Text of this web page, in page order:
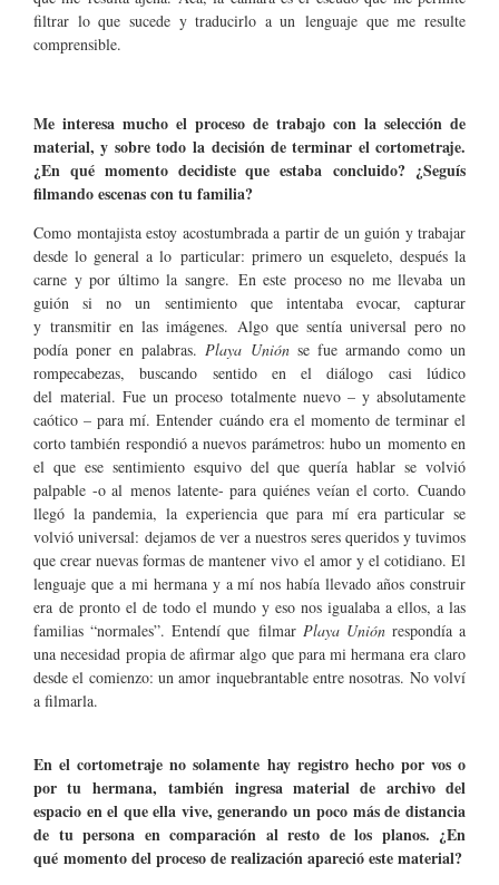
filtrar lo que sucede y traducirlo a un lenguaje que me resulte
comprensible.
Me interesa mucho el proceso de trabajo con la selección de
material, y sobre todo la decisión de terminar el cortometraje.
¿En qué momento decidiste que estaba concluido? ¿Seguís
filmando escenas con tu familia?
Como montajista estoy acostumbrada a partir de un guión y trabajar
desde lo general a lo particular: primero un esqueleto, después la
carne y por último la sangre. En este proceso no me llevaba un
guión si no un sentimiento que intentaba evocar, capturar
y transmitir en las imágenes. Algo que sentía universal pero no
podía poner en palabras. Playa Unión se fue armando como un
rompecabezas, buscando sentido en el diálogo casi lúdico
del material. Fue un proceso totalmente nuevo – y absolutamente
caótico – para mí. Entender cuándo era el momento de terminar el
corto también respondió a nuevos parámetros: hubo un momento en
el que ese sentimiento esquivo del que quería hablar se volvió
palpable -o al menos latente- para quiénes veían el corto. Cuando
llegó la pandemia, la experiencia que para mí era particular se
volvió universal: dejamos de ver a nuestros seres queridos y tuvimos
que crear nuevas formas de mantener vivo el amor y el cotidiano. El
lenguaje que a mi hermana y a mí nos había llevado años construir
era de pronto el de todo el mundo y eso nos igualaba a ellos, a las
familias “normales”. Entendí que filmar Playa Uniónrespondía a
una necesidad propia de afirmar algo que para mi hermana era claro
desde el comienzo: un amor inquebrantable entre nosotras. No volví
a filmarla.
En el cortometraje no solamente hay registro hecho por vos o
por tu hermana, también ingresa material de archivo del
espacio en el que ella vive, generando un poco más de distancia
de tu persona en comparación al resto de los planos. ¿En
qué momento del proceso de realización apareció este material?